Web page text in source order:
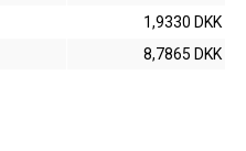
1,9330 DKK
8,7865 DKK